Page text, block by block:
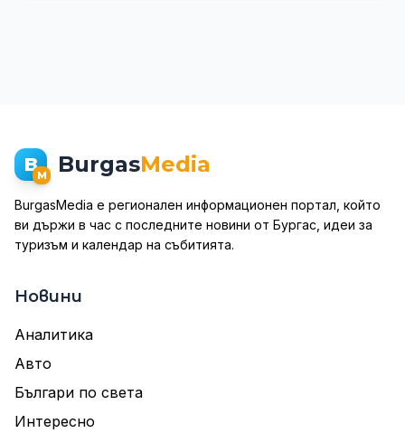
BM BurgasMedia
BurgasMedia е регионален информационен портал, който
ви държи в час с последните новини от Бургас, идеи за
туризъм и календар на събитията.
Новини
Аналитика
Авто
Българи по света
Интересно